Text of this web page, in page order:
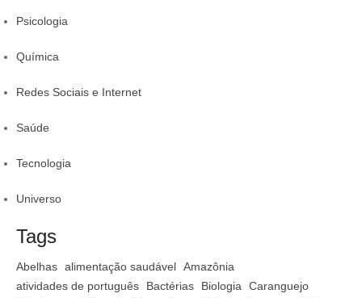
Psicologia
Química
Redes Sociais e Internet
Saúde
Tecnologia
Universo
Tags
Abelhas alimentação saudável Amazônia
atividades de português
Bactérias Biologia
Caranguejo